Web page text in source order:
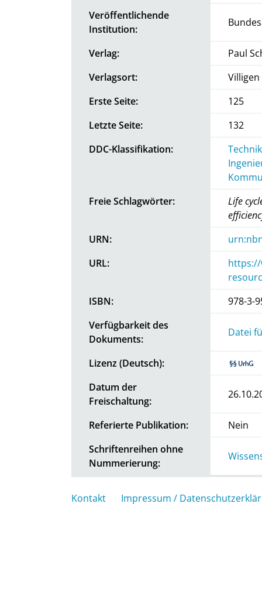
Veröffentlichende
Institution:
Verlag:
Paul
Verlagsort:
Villigen
Erste Seite:
125
Letzte Seite:
132
DDC-Klassifikation:
Freie Schlagwörter:
Life
URN:
URL:
ISBN:
978-3-
Verfügbarkeit des
Dokuments:
Datei
Lizenz (Deutsch):
Datum der
Freischaltung:
Referierte Publikation:
Nein
Schriftenreihen ohne
Nummerierung:
Kontakt Impressum /